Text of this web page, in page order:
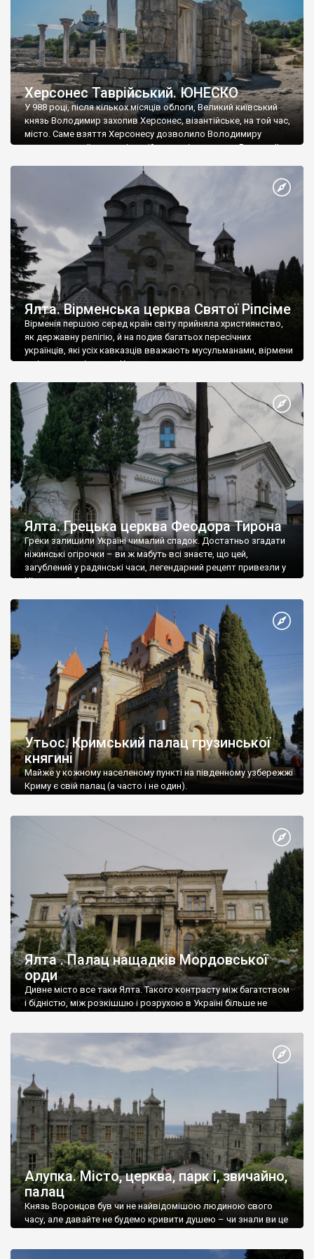
Херсонес Таврійський. ЮНЕСКО
У 988 році, після кількох місяців облоги, Великий київський
князь Володимир захопив Херсонес, візантійське, на той час,
місто. Саме взяття Херсонесу дозволило Володимиру
диктувати свої умови візантійському імператору Василю ІІ, та
Херсонесі Володимир-язичник, став Василем-християнином.
А потім було Хрещення Русі. На честь Херсонесу Таврійського
Ялта. Вірменська церква Святої Ріпсіме
Вірменія першою серед країн світу прийняла християнство,
як державну релігію, й на подив багатьох пересічних
українців, які усіх кавказців вважають мусульманами, вірмени
є відданими вірянами Христа
Ялта. Грецька церква Феодора Тирона
Греки залишили Україні чималий спадок. Достатньо згадати
ніжинські огірочки – ви ж мабуть всі знаєте, що цей,
загублений у радянські часи, легендарний рецепт привезли у
Ніжин греки?
Утьос. Кримський палац грузинської
княгині
Майже у кожному населеному пункті на південному узбережжі
Криму є свій палац (а часто і не один).
Ялта . Палац нащадків Мордовської
орди
Дивне місто все таки Ялта. Такого контрасту між багатством
і бідністю, між розкішшю і розрухою в Україні більше не
Алупка. Місто, церква, парк і, звичайно,
палац
Князь Воронцов був чи не найвідомішою людиною свого
часу, але давайте не будемо кривити душею – чи знали ви це